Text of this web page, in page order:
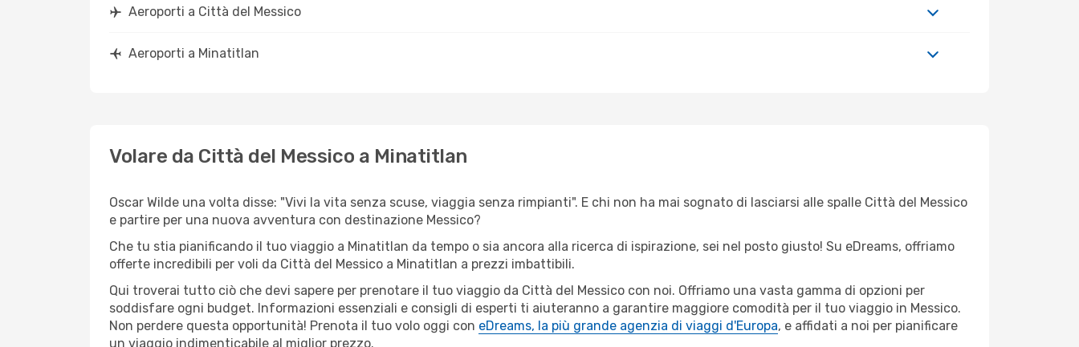
Aeroporti a Città del Messico
Aeroporti a Minatitlan
Volare da Città del Messico a Minatitlan
Oscar Wilde una volta disse: "Vivi la vita senza scuse, viaggia senza rimpianti". E chi non ha mai sognato di lasciarsi alle spalle Città del Messico
e partire per una nuova avventura con destinazione Messico?
Che tu stia pianificando il tuo viaggio a Minatitlan da tempo o sia ancora alla ricerca di ispirazione, sei nel posto giusto! Su eDreams, offriamo
offerte incredibili per voli da Città del Messico a Minatitlan a prezzi imbattibili.
Qui troverai tutto ciò che devi sapere per prenotare il tuo viaggio da Città del Messico con noi. Offriamo una vasta gamma di opzioni per
soddisfare ogni budget. Informazioni essenziali e consigli di esperti ti aiuteranno a garantire maggiore comodità per il tuo viaggio in Messico.
Non perdere questa opportunità! Prenota il tuo volo oggi con eDreams, la più grande agenzia di viaggi d'Europa, e affidati a noi per pianificare
un viaggio indimenticabile al miglior prezzo.